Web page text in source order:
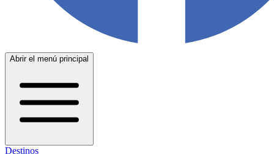
Abrir el menú principal
Destinos